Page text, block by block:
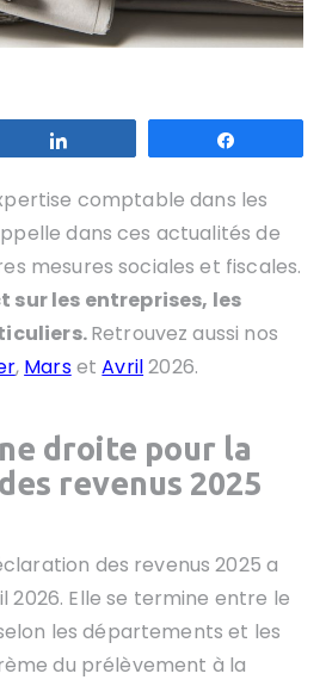
comptable dans les
dans ces actualités de
mesures sociales et fiscales.
sur les entreprises, les
Retrouvez aussi nos
, MarsetAvril2026.
droite pour la
revenus 2025
des revenus 2025 a
2026. Elle se termine entre le
les départements et les
du prélèvement à la